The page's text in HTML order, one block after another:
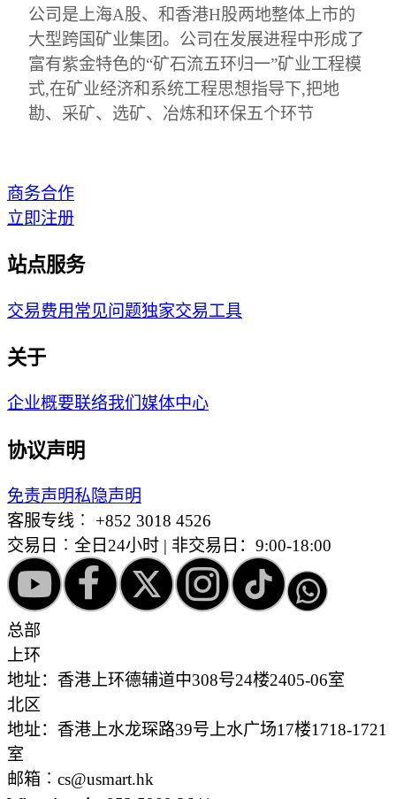
公司是上海A股、和香港H股两地整体上市的
大型跨国矿业集团。公司在发展进程中形成了
富有紫金特色的“矿石流五环归一”矿业工程模
式,在矿业经济和系统工程思想指导下,把地
勘、采矿、选矿、冶炼和环保五个环节
商务合作
立即注册
站点服务
交易费用常见问题独家交易工具
关于
企业概要联络我们 媒体中心
协议声明
免责声明私隐声明
客服专线︰ +852 3018 4526
交易日︰全日24小时 | 非交易日：9:00-18:00
总部
上环
地址：香港上环德辅道中308号24楼2405-06室
北区
地址：香港上水龙琛路39号上水广场17楼1718-1721
室
邮箱︰cs@usmart.hk